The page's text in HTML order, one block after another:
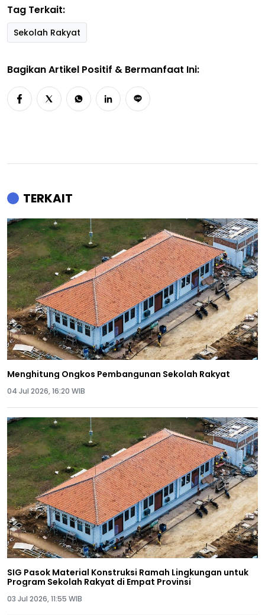
Tag Terkait:
Sekolah Rakyat
Bagikan Artikel Positif & Bermanfaat Ini:
TERKAIT
Menghitung Ongkos Pembangunan Sekolah Rakyat
04 Jul 2026, 16:20 WIB
SIG Pasok Material Konstruksi Ramah Lingkungan untuk
Program Sekolah Rakyat di Empat Provinsi
03 Jul 2026, 11:55 WIB